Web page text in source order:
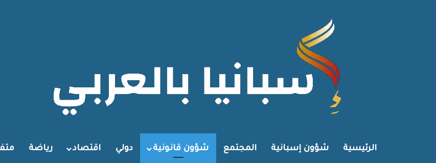
الرئيسية شؤون إسبانية المجتمع شؤون قانونية دولي اقتصاد رياضة